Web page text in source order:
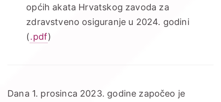
općih akata Hrvatskog zavoda za
zdravstveno osiguranje u 2024. godini
(.pdf)
Dana 1. prosinca 2023. godine započeo je